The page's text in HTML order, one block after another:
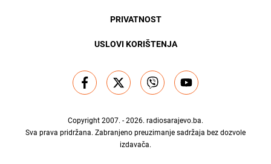
PRIVATNOST
USLOVI KORIŠTENJA
Copyright 2007. - 2026. radiosarajevo.ba.
Sva prava pridržana. Zabranjeno preuzimanje sadržaja bez dozvole
izdavača.